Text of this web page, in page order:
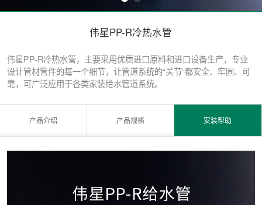
伟星PP-R冷热水管
伟星PP-R冷热水管，主要采用优质进口原料和进口设备生产，专业
设计管材管件的每一个细节，让管道系统的“关节”都安全、牢固、可
靠，可广泛应用于各类家装给水管道系统。
产品介绍 产品规格 安装帮助